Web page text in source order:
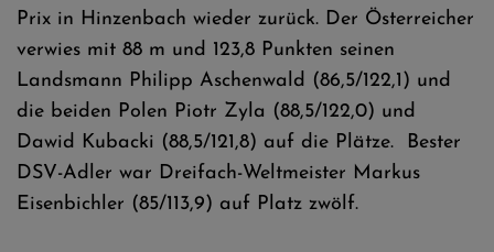
Prix in Hinzenbach wieder zurück. Der Österreicher
verwies mit 88 m und 123,8 Punkten seinen
Landsmann Philipp Aschenwald (86,5/122,1) und
die beiden Polen Piotr Zyla (88,5/122,0) und
Dawid Kubacki (88,5/121,8) auf die Plätze. Bester
DSV-Adler war Dreifach-Weltmeister Markus
Eisenbichler (85/113,9) auf Platz zwölf.